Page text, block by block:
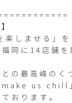
しませる」
福岡に14店舗
との最高峰の
make us chill